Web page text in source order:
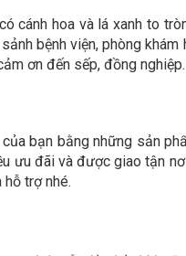
cánh hoa và lá xanh to
bệnh viện, phòng
ơn đến sếp, đồng nghiệp.
bạn bằng những sản
ưu đãi và được giao tận
trợ nhé.